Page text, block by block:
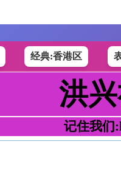
经典:香港区
洪
记住我们